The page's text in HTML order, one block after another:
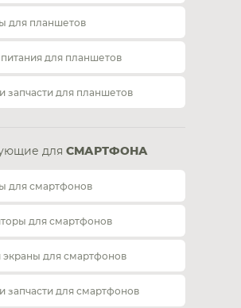
для планшетов
для планшетов
запчасти для планшетов
для СМАРТФОНА
для смартфонов
для смартфонов
экраны для смартфонов
запчасти для смартфонов